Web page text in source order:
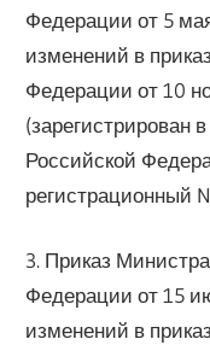
Федерации от 5
изменений в
Федерации от 10
(зарегистрирован
Российской
регистрационный
3. Приказ
Федерации от 15
изменений в